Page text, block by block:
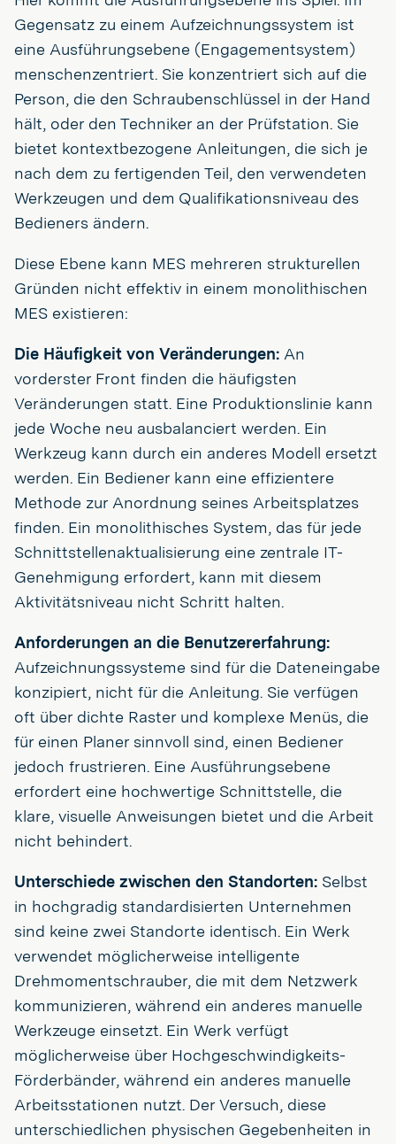
Gegensatz zu einem Aufzeichnungssystem ist
eine Ausführungsebene (Engagementsystem)
menschenzentriert. Sie konzentriert sich auf die
Person, die den Schraubenschlüssel in der Hand
hält, oder den Techniker an der Prüfstation. Sie
bietet kontextbezogene Anleitungen, die sich je
nach dem zu fertigenden Teil, den verwendeten
Werkzeugen und dem Qualifikationsniveau des
Bedieners ändern.
Diese Ebene kann MES mehreren strukturellen
Gründen nicht effektiv in einem monolithischen
MES existieren:
Die Häufigkeit von Veränderungen: An
vorderster Front finden die häufigsten
Veränderungen statt. Eine Produktionslinie kann
jede Woche neu ausbalanciert werden. Ein
Werkzeug kann durch ein anderes Modell ersetzt
werden. Ein Bediener kann eine effizientere
Methode zur Anordnung seines Arbeitsplatzes
finden. Ein monolithisches System, das für jede
Schnittstellenaktualisierung eine zentrale IT-
Genehmigung erfordert, kann mit diesem
Aktivitätsniveau nicht Schritt halten.
Anforderungen an die Benutzererfahrung:
Aufzeichnungssysteme sind für die Dateneingabe
konzipiert, nicht für die Anleitung. Sie verfügen
oft über dichte Raster und komplexe Menüs, die
für einen Planer sinnvoll sind, einen Bediener
jedoch frustrieren. Eine Ausführungsebene
erfordert eine hochwertige Schnittstelle, die
klare, visuelle Anweisungen bietet und die Arbeit
nicht behindert.
Unterschiede zwischen den Standorten: Selbst
in hochgradig standardisierten Unternehmen
sind keine zwei Standorte identisch. Ein Werk
verwendet möglicherweise intelligente
Drehmomentschrauber, die mit dem Netzwerk
kommunizieren, während ein anderes manuelle
Werkzeuge einsetzt. Ein Werk verfügt
möglicherweise über Hochgeschwindigkeits-
Förderbänder, während ein anderes manuelle
Arbeitsstationen nutzt. Der Versuch, diese
unterschiedlichen physischen Gegebenheiten in